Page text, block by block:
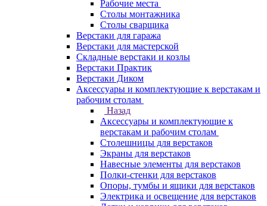
Рабочие места
Столы монтажника
Столы сварщика
Верстаки для гаража
Верстаки для мастерской
Складные верстаки и козлы
Верстаки Практик
Верстаки Диком
Аксессуары и комплектующие к верстакам и
рабочим столам
Назад
Аксессуары и комплектующие к
верстакам и рабочим столам
Столешницы для верстаков
Экраны для верстаков
Навесные элементы для верстаков
Полки-стенки для верстаков
Опоры, тумбы и ящики для верстаков
Электрика и освещение для верстаков